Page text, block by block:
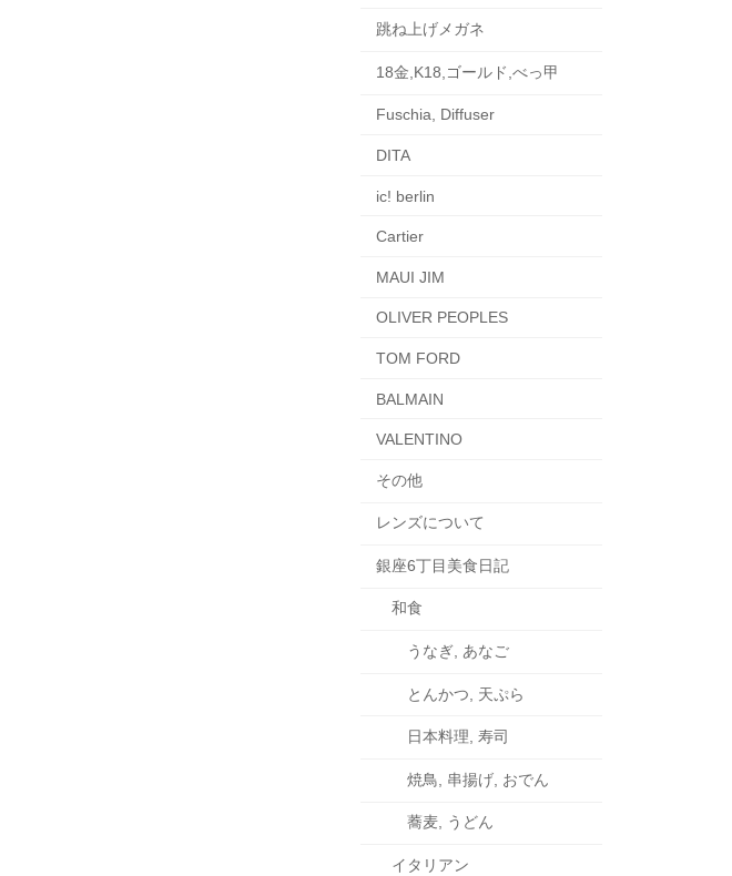
跳ね上げメガネ
18金,K18,ゴールド,べっ甲
Fuschia, Diffuser
DITA
ic! berlin
Cartier
MAUI JIM
OLIVER PEOPLES
TOM FORD
BALMAIN
VALENTINO
その他
レンズについて
銀座6丁目美食日記
和食
うなぎ, あなご
とんかつ, 天ぷら
日本料理, 寿司
焼鳥, 串揚げ, おでん
蕎麦, うどん
イタリアン